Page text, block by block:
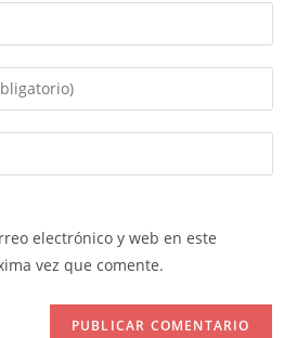
electrónico y web en este
vez que comente.